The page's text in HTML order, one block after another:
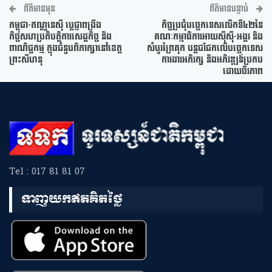
ព័ត៌មានមុន
កម្ពុជា-ឥណ្ឌូនេស៊ី ប្តេជ្ញាពង្រឹង
កិច្ចសហប្រតិបត្តិការសេដ្ឋកិច្ច និង
ពាណិជ្ជកម្ម ក្នុងជំនួបពិភាក្សានៅខេត្ត
ព្រះសីហនុ
ព័ត៌មានបន្ទាប់
កិច្ចប្រជុំបច្ចេកទេសលើកទី៤២នៃ
គណៈកម្មាធិការអាយស៊ីស៊ី-អង្គរ និង
សំបូរព្រៃគុក បន្តជជែកលើបច្ចេកទេស
ការងារអភិរក្ស និងអភិវឌ្ឍន៍ប្រកប
ដោយចីរភាព
Tel : 017 81 81 07
ទាញយកឥតគិតថ្លៃ